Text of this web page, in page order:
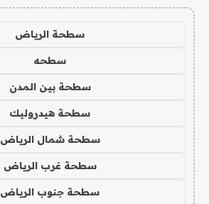
سطحة الرياض
سطحه
سطحة بين المدن
سطحة هيدروليك
سطحة شمال الرياض
سطحة غرب الرياض
سطحة جنوب الرياض